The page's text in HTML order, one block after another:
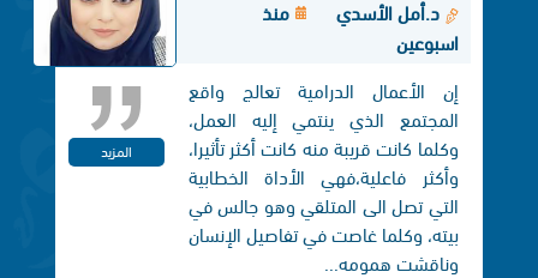
د.أمل الأسدي
منذ
اسبوعين
إن الأعمال الدرامية تعالج واقع
المجتمع الذي ينتمي إليه العمل،
وكلما كانت قريبة منه كانت أكثر تأثيرا،
وأكثر فاعلية،فهي الأداة الخطابية
التي تصل الی المتلقي وهو جالس في
بيته، وكلما غاصت في تفاصيل الإنسان
وناقشت همومه...
المزيد